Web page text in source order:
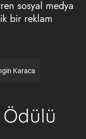
sosyal medya
bir reklam
Karaca